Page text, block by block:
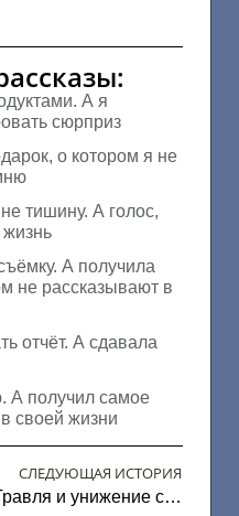
А я
сюрприз
о котором я не
тишину. А голос,
А получила
не рассказывают в
отчёт. А сдавала
А получил самое
своей жизни
СЛЕДУЮЩАЯ ИСТОРИЯ
Травля и унижение сотрудницы